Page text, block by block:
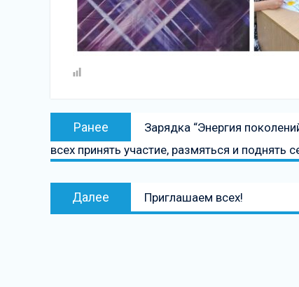
Навигация
записям
Ранее
Предыдущая
запись:
Зарядка “Энергия
всех принять участие, размяться и поднять
Далее
запись
Приглашаем всех!